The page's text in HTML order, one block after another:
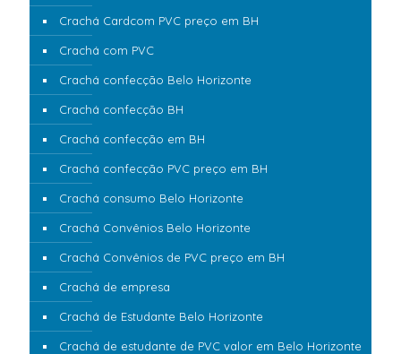
Crachá Cardcom PVC preço em BH
Crachá com PVC
Crachá confecção Belo Horizonte
Crachá confecção BH
Crachá confecção em BH
Crachá confecção PVC preço em BH
Crachá consumo Belo Horizonte
Crachá Convênios Belo Horizonte
Crachá Convênios de PVC preço em BH
Crachá de empresa
Crachá de Estudante Belo Horizonte
Crachá de estudante de PVC valor em Belo Horizonte